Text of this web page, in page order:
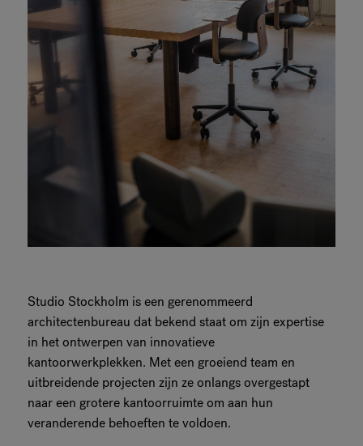
Studio Stockholm is een gerenommeerd
architectenbureau dat bekend staat om zijn expertise
in het ontwerpen van innovatieve
kantoorwerkplekken. Met een groeiend team en
uitbreidende projecten zijn ze onlangs overgestapt
naar een grotere kantoorruimte om aan hun
veranderende behoeften te voldoen.